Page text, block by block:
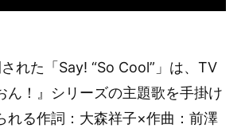
れた「Say! “So Cool”」は、TV
ん！』シリーズの主題歌を手掛け
れる作詞：大森祥子×作曲：前澤